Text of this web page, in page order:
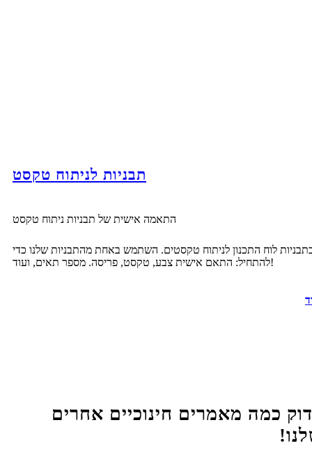
תבניות לניתוח טקסט
התאמה אישית של תבניות ניתוח טקסט
לוח התכנון לניתוח טקסטים. השתמש באחת מהתבניות שלנו כדי
להתחיל: התאם אישית צבע, טקסט, פריסה. מספר תאים, ועוד!
כמה מאמרים חינוכיים אחרים